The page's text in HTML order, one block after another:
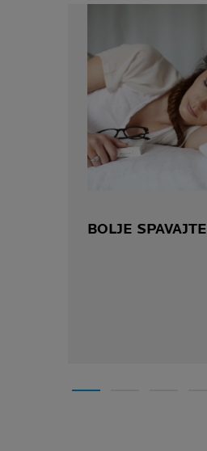
BOLJE SPAVAJTE